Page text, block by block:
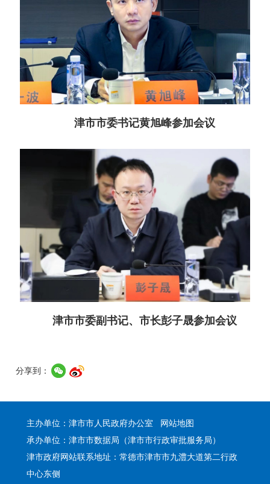
津市市委书记黄旭峰参加会议
津市市委副书记、市长彭子晟参加会议
分享到：
主办单位：津市市人民政府办公室 网站地图
承办单位：津市市数据局（津市市行政审批服务局）
津市政府网站联系地址：常德市津市市九澧大道第二行政
中心东侧